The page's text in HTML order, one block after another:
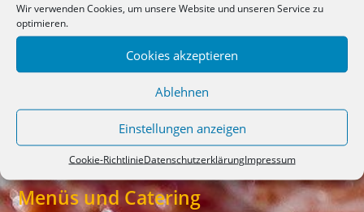
Wir verwenden Cookies, um unsere Website und unseren Service zu
optimieren.
Cookies akzeptieren
Ablehnen
Einstellungen anzeigen
Cookie-RichtlinieDatenschutzerklärungImpressum
Menüs und Catering